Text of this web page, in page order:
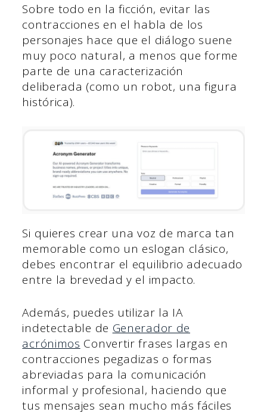
Sobre todo en la ficción, evitar las
contracciones en el habla de los
personajes hace que el diálogo suene
muy poco natural, a menos que forme
parte de una caracterización
deliberada (como un robot, una figura
histórica).
Si quieres crear una voz de marca tan
memorable como un eslogan clásico,
debes encontrar el equilibrio adecuado
entre la brevedad y el impacto.
Además, puedes utilizar la IA
indetectable de Generador de
acrónimos Convertir frases largas en
contracciones pegadizas o formas
abreviadas para la comunicación
informal y profesional, haciendo que
tus mensajes sean mucho más fáciles